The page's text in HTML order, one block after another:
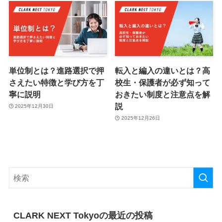
単位制とは？進路選択で押
さえたい特徴と学び方を丁
寧に説明
2025年12月30日
転入と編入の違いとは？高
校生・保護者が必ず知って
おきたい制度と注意点を解
説
2025年12月26日
CLARK NEXT Tokyoの最近の投稿